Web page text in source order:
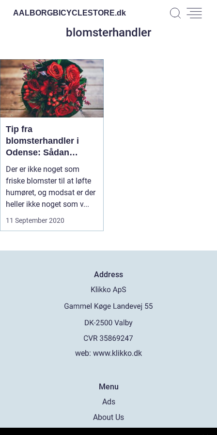
AALBORGBICYCLESTORE.dk
blomsterhandler
Tip fra
blomsterhandler i
Odense: Sådan
holder du liv i dine
friske blomster
Der er ikke noget som
friske blomster til at løfte
humøret, og modsat er der
heller ikke noget som v...
11 September 2020
Address
web: www.klikko.dk
Menu
Ads
About Us